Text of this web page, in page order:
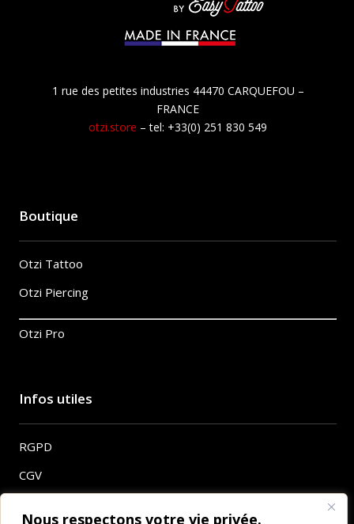
Nous respectons votre vie privée.
1 rue des petites industries 44470 CARQUEFOU –
FRANCE
otzi.store – tel: +33(0) 251 830 549
Boutique
Otzi Tattoo
Otzi Piercing
Otzi Pro
Infos utiles
RGPD
CGV